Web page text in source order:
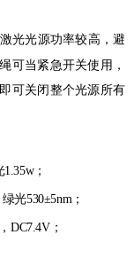
光光源功率较高，避
可当紧急开关使用，
可关闭整个光源所有
；
光530±5nm；
DC7.4V；